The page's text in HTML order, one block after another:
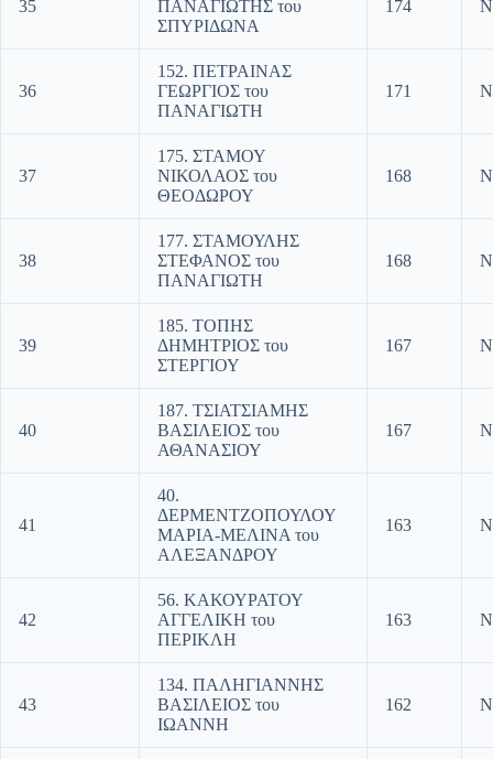
35
ΠΑΝΑΓΙΩΤΗΣ του
ΣΠΥΡΙΔΩΝΑ
174
36
152. ΠΕΤΡΑΙΝΑΣ
ΓΕΩΡΓΙΟΣ του
ΠΑΝΑΓΙΩΤΗ
171
37
175. ΣΤΑΜΟΥ
ΝΙΚΟΛΑΟΣ του
ΘΕΟΔΩΡΟΥ
168
38
177. ΣΤΑΜΟΥΛΗΣ
ΣΤΕΦΑΝΟΣ του
ΠΑΝΑΓΙΩΤΗ
168
39
185. ΤΟΠΗΣ
ΔΗΜΗΤΡΙΟΣ του
ΣΤΕΡΓΙΟΥ
167
40
187. ΤΣΙΑΤΣΙΑΜΗΣ
ΒΑΣΙΛΕΙΟΣ του
ΑΘΑΝΑΣΙΟΥ
167
41
40.
ΔΕΡΜΕΝΤΖΟΠΟΥΛΟΥ
ΜΑΡΙΑ-ΜΕΛΙΝΑ του
ΑΛΕΞΑΝΔΡΟΥ
163
42
56. ΚΑΚΟΥΡΑΤΟΥ
ΑΓΓΕΛΙΚΗ του
ΠΕΡΙΚΛΗ
163
43
134. ΠΑΛΗΓΙΑΝΝΗΣ
ΒΑΣΙΛΕΙΟΣ του
ΙΩΑΝΝΗ
162